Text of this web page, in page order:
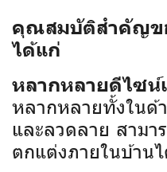
คุณสมบัติสำคัญขอ
ได้แก่
หลากหลายดีไซน์
หลากหลายทั้งในด้
และลวดลาย สามา
ตกแต่งภายในบ้าน